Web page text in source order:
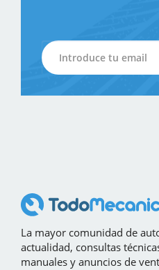
La mayor comunidad de
actualidad, consultas
manuales y anuncios de